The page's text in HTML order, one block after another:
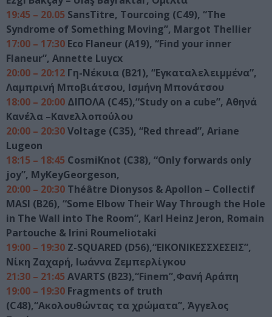
19:45 – 20.05 SansTitre, Tourcoing (C49), “The
Syndrome of Something Moving”, Margot Thellier
17:00 – 17:30 Eco Flaneur (Α19), “Find your inner
Flaneur”, Annette Luycx
20:00 – 20:12 Γη-Νέκυια (Β21), “Εγκαταλελειμμένα”,
Λαμπρινή Μποβιάτσου, Ισμήνη Μπονάτσου
18:00 – 20:00 ΔΙΠΟΛΑ (C45),“Study on a cube”, Αθηνά
Κανέλα –Κανελλοπούλου
20:00 – 20:30Voltage (C35), “Red thread”, Ariane
Lugeon
18:15 – 18:45 CosmiKnot (C38), “Only forwards only
joy”, MyKeyGeorgeson,
20:00 – 20:30 Théâtre Dionysos & Apollon – Collectif
MASI (B26), “Some Elbow Their Way Through the Hole
in The Wall into The Room”, Karl Heinz Jeron, Romain
Partouche & Irini Roumeliotaki
19:00 – 19:30 Z-SQUARED (D56),“ΕΙΚΟΝΙΚΕΣΣΧΕΣΕΙΣ”,
Νίκη Ζαχαρή, Ιωάννα Ζεμπερλίγκου
21:30 – 21:45AVARTS (B23),“Finem”,Φανή Αράπη
19:00 – 19:30 Fragments of truth
(C48),“Ακολουθώντας τα χρώματα”, Άγγελος